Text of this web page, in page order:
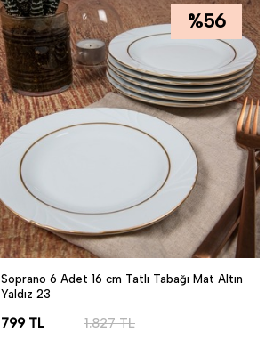
%56
Soprano 6 Adet 16 cm Tatlı Tabağı Mat Altın
Yaldız 23
799TL 1.827TL